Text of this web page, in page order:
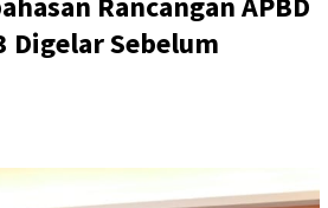
Digelar Sebelum